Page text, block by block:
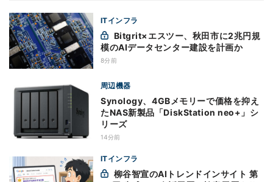
ITインフラ
模のAIデータセンター建設を計画か
8分前
周辺機器
Synology、4GBメモリーで価格を抑え
たNAS新製品「DiskStation neo+」シ
リーズ
14分前
ITインフラ